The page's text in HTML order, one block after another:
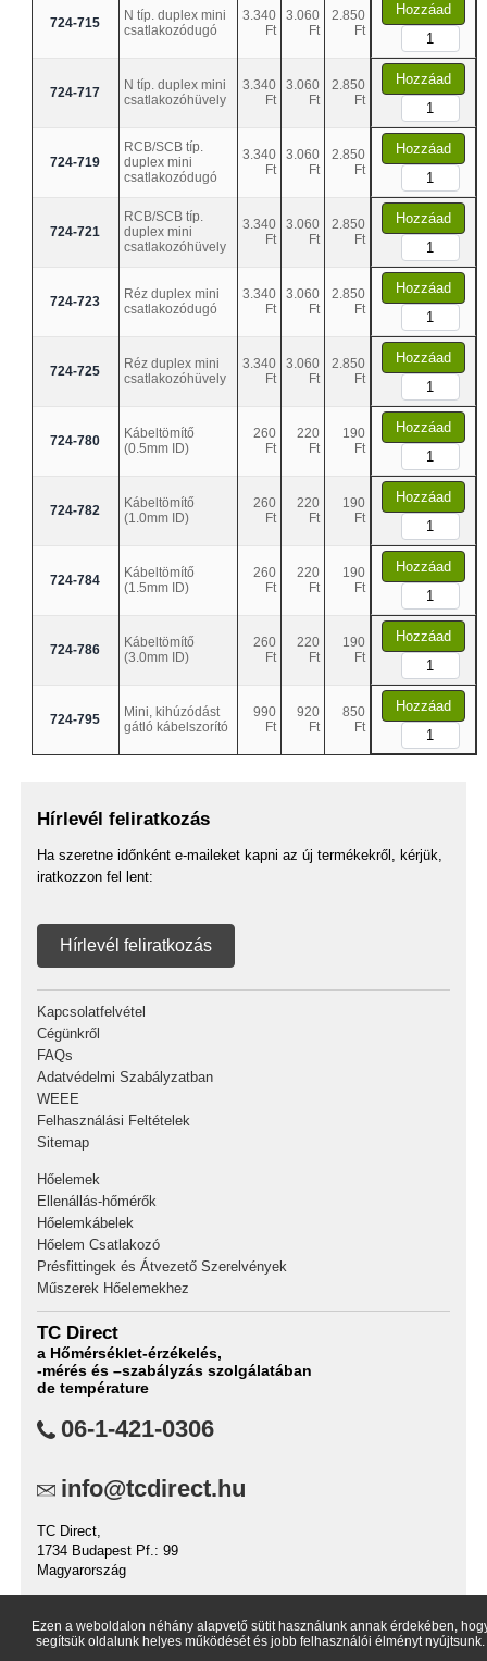
724-715
N típ. duplex mini
csatlakozódugó
3.340
Ft
3.060
Ft
2.850
Ft
Hozzáad
724-717
N típ. duplex mini
csatlakozóhüvely
3.340
Ft
3.060
Ft
2.850
Ft
Hozzáad
724-719
RCB/SCB típ.
duplex mini
csatlakozódugó
3.340
Ft
3.060
Ft
2.850
Ft
Hozzáad
724-721
RCB/SCB típ.
duplex mini
csatlakozóhüvely
3.340
Ft
3.060
Ft
2.850
Ft
Hozzáad
724-723
Réz duplex mini
csatlakozódugó
3.340
Ft
3.060
Ft
2.850
Ft
Hozzáad
724-725
Réz duplex mini
csatlakozóhüvely
3.340
Ft
3.060
Ft
2.850
Ft
Hozzáad
724-780
Kábeltömítő
(0.5mm ID)
260
Ft
220
Ft
190
Ft
Hozzáad
724-782
Kábeltömítő
(1.0mm ID)
260
Ft
220
Ft
190
Ft
Hozzáad
724-784
Kábeltömítő
(1.5mm ID)
260
Ft
220
Ft
190
Ft
Hozzáad
724-786
Kábeltömítő
(3.0mm ID)
260
Ft
220
Ft
190
Ft
Hozzáad
724-795
Mini, kihúzódást
gátló kábelszorító
990
Ft
920
Ft
850
Ft
Hozzáad
Hírlevél feliratkozás
Ha szeretne időnként e-maileket kapni az új termékekről, kérjük,
iratkozzon fel lent:
Hírlevél feliratkozás
Kapcsolatfelvétel
Cégünkről
FAQs
Adatvédelmi Szabályzatban
WEEE
Felhasználási Feltételek
Sitemap
Hőelemek
Ellenállás-hőmérők
Hőelemkábelek
Hőelem Csatlakozó
Présfittingek és Átvezető Szerelvények
Műszerek Hőelemekhez
TC Direct
a Hőmérséklet-érzékelés,
-mérés és –szabályzás szolgálatában
de température
06-1-421-0306
info@tcdirect.hu
TC Direct,
1734 Budapest Pf.: 99
Magyarország
Ezen a weboldalon néhány alapvető sütit használunk annak érdekében,
segítsük oldalunk helyes működését és jobb felhasználói élményt nyújtsunk.